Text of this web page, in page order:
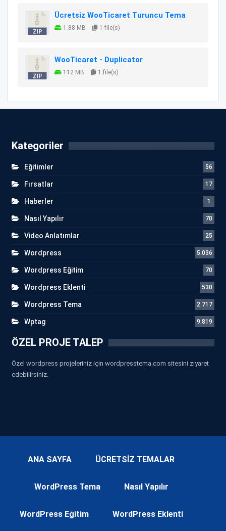
Ücretsiz WooTicaret Turuncu Tema
1.88 MB 1 file(s)
WooTicaret - Duplicator
112 MB 1 file(s)
Kategoriler
Eğitimler 56
Fırsatlar 17
Haberler 1
Nasıl Yapılır 70
Video Anlatımlar 25
Wordpress 5.036
Wordpress Eğitim 70
Wordpress Eklenti 530
Wordpress Tema 2.717
Wptag 9.819
ÖZEL PROJE TALEP
Özel wordpress projeleriniz için wordpresstema.com sitesini ziyaret
edebilirsiniz.
ANA SAYFA ÜCRETSİZ TEMALAR
WordPress Tema Nasıl Yapılır
WordPress Eğitim WordPress Eklenti